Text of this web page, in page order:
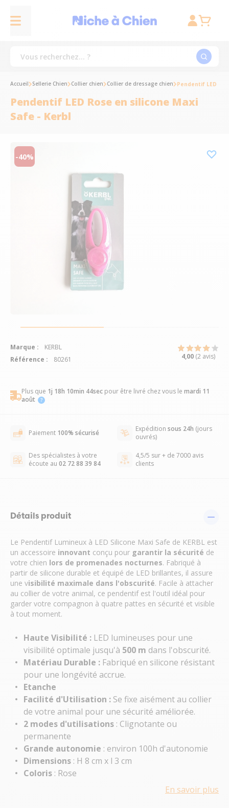
Plus que 1j 18h 10min 43sec pour être livré chez vous le mardi 11
août
Paiement 100% sécurisé Expédition sous 24h (jours
ouvrés)
Des spécialistes à votre
écoute au 02 72 88 39 84
4,5/5 sur + de 7000 avis
clients
Détails produit
Le Pendentif Lumineux à LED Silicone Maxi Safe de KERBL est
un accessoire innovant conçu pour garantir la sécurité de
votre chien lors de promenades nocturnes. Fabriqué à
partir de silicone durable et équipé de LED brillantes, il assure
une visibilité maximale dans l'obscurité. Facile à attacher
au collier de votre animal, ce pendentif est l'outil idéal pour
garder votre compagnon à quatre pattes en sécurité et visible
à tout moment.
Haute Visibilité : LED lumineuses pour une
visibilité optimale jusqu'à 500 m dans l'obscurité.
Matériau Durable : Fabriqué en silicone résistant
pour une longévité accrue.
Etanche
Facilité d'Utilisation : Se fixe aisément au collier
de votre animal pour une sécurité améliorée.
2 modes d'utilisations : Clignotante ou
permanente
Grande autonomie : environ 100h d'autonomie
Dimensions : H 8 cm x l 3 cm
Coloris : Rose
En savoir plus
Accueil Sellerie Chien Collier chien Collier de dressage chien Pendentif LED
Pendentif LED Rose en silicone Maxi
Safe - Kerbl
-40%
Marque :
KERBL
Référence :
80261 4,00 (2 avis)